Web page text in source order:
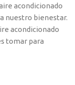
acondicionado
nuestro bienestar.
acondicionado
tomar para